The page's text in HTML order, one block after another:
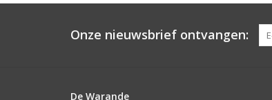
Onze nieuwsbrief ontvangen:
De Warande